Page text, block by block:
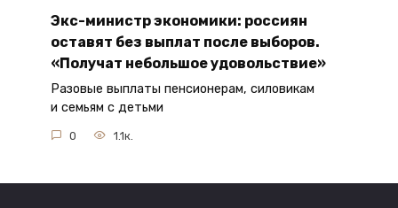
Экс-министр экономики: россиян
оставят без выплат после выборов.
«Получат небольшое удовольствие»
Разовые выплаты пенсионерам, силовикам
и семьям с детьми
0 1.1к.